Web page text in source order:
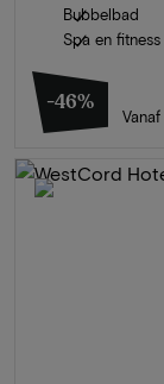
Bubbelbad
Spa en fitness
-46%
Vanaf